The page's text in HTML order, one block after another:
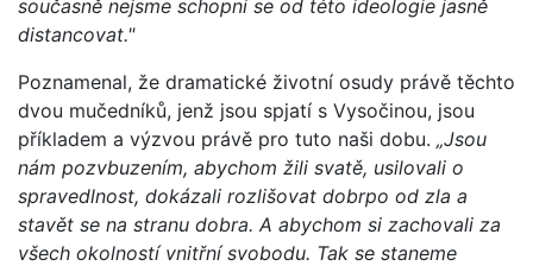
současně nejsme schopni se od této ideologie jasně
distancovat."
Poznamenal, že dramatické životní osudy právě těchto
dvou mučedníků, jenž jsou spjatí s Vysočinou, jsou
příkladem a výzvou právě pro tuto naši dobu. „Jsou
nám pozvbuzením, abychom žili svatě, usilovali o
spravedlnost, dokázali rozlišovat dobrpo od zla a
stavět se na stranu dobra. A abychom si zachovali za
všech okolností vnitřní svobodu. Tak se staneme